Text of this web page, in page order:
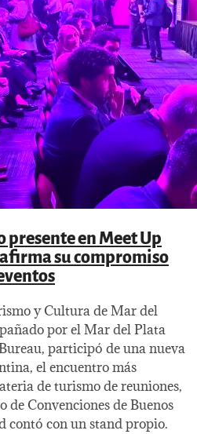
presente en Meet Up
su compromiso
y Cultura de Mar del
por el Mar del Plata
participó de una nueva
el encuentro más
de turismo de reuniones,
de Convenciones de Buenos
contó con un stand propio.